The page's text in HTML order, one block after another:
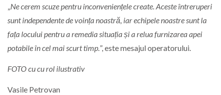
Ne cerem scuze pentru inconveniențele create. Aceste întreruperi
sunt independente de voința noastră, iar echipele noastre sunt la
fața locului pentru a remedia situația și a relua furnizarea apei
potabile în cel mai scurt timp. ”, este mesajul operatorului.
FOTO cu cu rol ilustrativ
Vasile Petrovan